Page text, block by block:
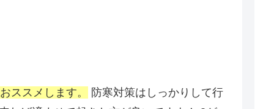
ススメします。
防寒対策はしっかりして行